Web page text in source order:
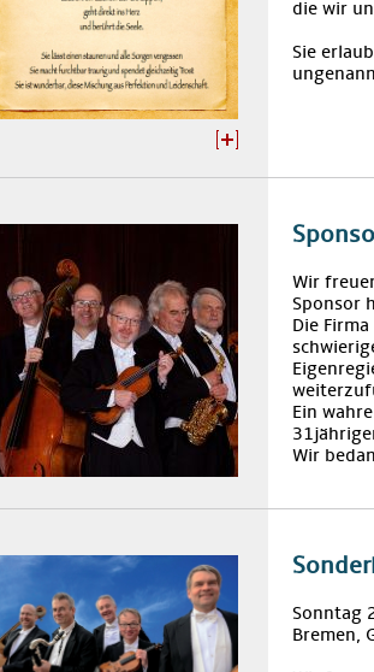
die wir
Sie
Wir
Sponsor
Die
Ein
Wir
Sonntag
Bremen,